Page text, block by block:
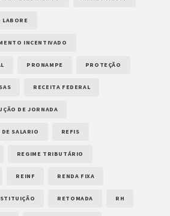
LABORE
INCENTIVADO
PRONAMPE PROTEÇÃO
RECEITA FEDERAL
DE JORNADA
SALARIO REFIS
REGIME TRIBUTÁRIO
REINF RENDA FIXA
RETOMADA RH